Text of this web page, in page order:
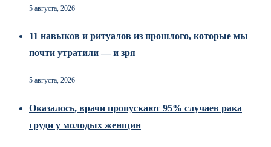
5 августа, 2026
11 навыков и ритуалов из прошлого, которые мы
почти утратили — и зря
5 августа, 2026
Оказалось, врачи пропускают 95% случаев рака
груди у молодых женщин